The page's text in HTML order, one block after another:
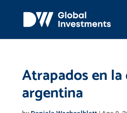
Atrapados en la
argentina